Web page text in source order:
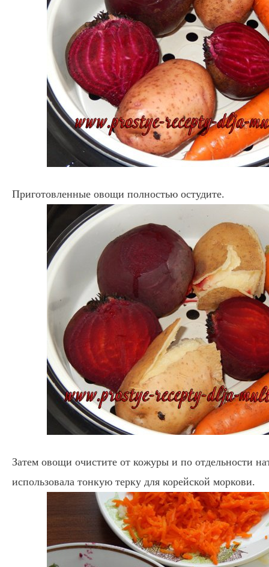
Приготовленные овощи полностью остудите.
Затем овощи очистите от кожуры и по отдельности
использовала тонкую терку для корейской моркови.